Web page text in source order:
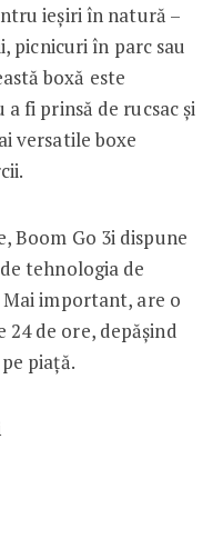
ieșiri în natură –
picnicuri în parc sau
boxă este
fi prinsă de rucsac și
versatile boxe
Boom Go 3i dispune
tehnologia de
Mai important, are o
de ore, depășind
piață.